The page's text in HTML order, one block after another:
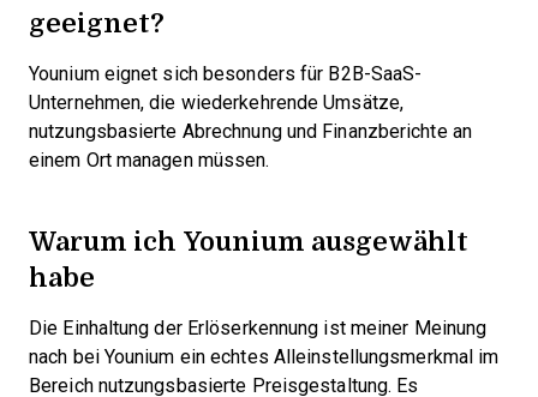
geeignet?
Younium eignet sich besonders für B2B-SaaS-
Unternehmen, die wiederkehrende Umsätze,
nutzungsbasierte Abrechnung und Finanzberichte an
einem Ort managen müssen.
Warum ich Younium ausgewählt
habe
Die Einhaltung der Erlöserkennung ist meiner Meinung
nach bei Younium ein echtes Alleinstellungsmerkmal im
Bereich nutzungsbasierte Preisgestaltung. Es